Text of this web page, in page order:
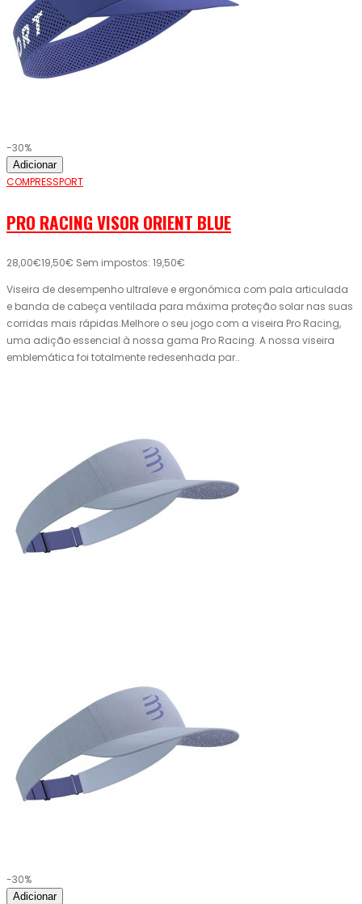
-30%
Adicionar
COMPRESSPORT
PRO RACING VISOR ORIENT BLUE
28,00€19,50€ Sem impostos: 19,50€
Viseira de desempenho ultraleve e ergonómica com pala articulada
e banda de cabeça ventilada para máxima proteção solar nas suas
corridas mais rápidas.Melhore o seu jogo com a viseira Pro Racing,
uma adição essencial à nossa gama Pro Racing. A nossa viseira
emblemática foi totalmente redesenhada par..
-30%
Adicionar